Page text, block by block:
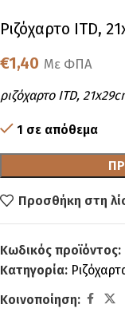
Ριζόχαρτο ITD,
€1,40 Με ΦΠΑ
ριζόχαρτο ITD,
1 σε απόθεμα
Προσθήκη στη
Κωδικός προϊόντος:
Κατηγορία:
Κοινοποίηση: